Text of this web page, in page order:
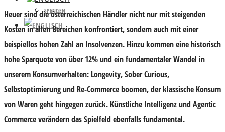
SPENDEN
Heuer sind die österreichischen Händler nicht nur mitsteigenden
Kosten in allen Bereichenkonfrontiert, sondern auch mit einer
beispiellos hohen Zahl an Insolvenzen. Hinzu kommen eine historisch
hoheSparquote von über 12%und ein fundamentalerWandel in
unserem Konsumverhalten: Longevity, Sober Curious,
Selbstoptimierung und Re-Commerce boomen, der klassische Konsum
von Waren geht hingegen zurück. Künstliche Intelligenzund Agentic
Commerceverändern das Spielfeld ebenfalls fundamental.